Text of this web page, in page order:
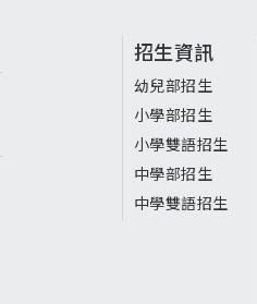
招生資訊
幼兒部招生
小學部招生
小學雙語招生
中學部招生
中學雙語招生